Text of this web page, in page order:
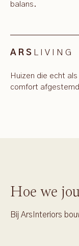
balans.
ARS LIVING
Huizen die echt
comfort
Hoe we
Bij ArsInteriors